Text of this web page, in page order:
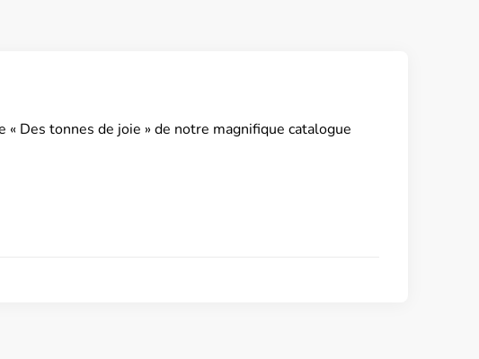
Des tonnes de joie » de notre magnifique catalogue